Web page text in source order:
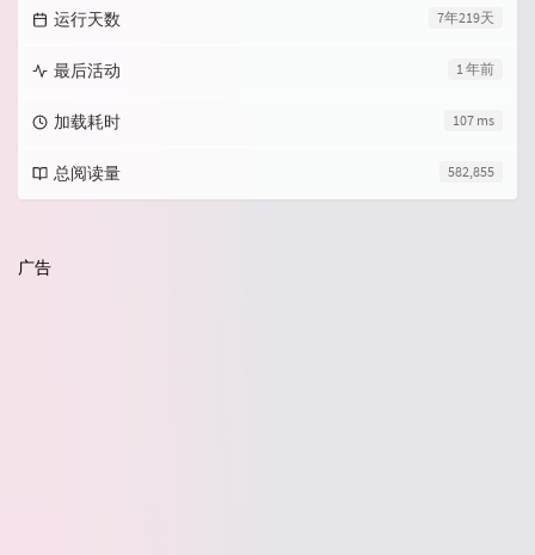
7年219天
运行天数
1 年前
最后活动
107 ms
加载耗时
582,855
总阅读量
广告